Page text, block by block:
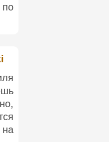
по